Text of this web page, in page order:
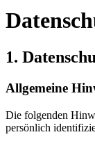
1.
Allgemeine
Die folgenden
persönlich